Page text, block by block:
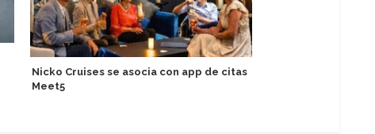
Nicko Cruises se asocia con app de citas
Meet5